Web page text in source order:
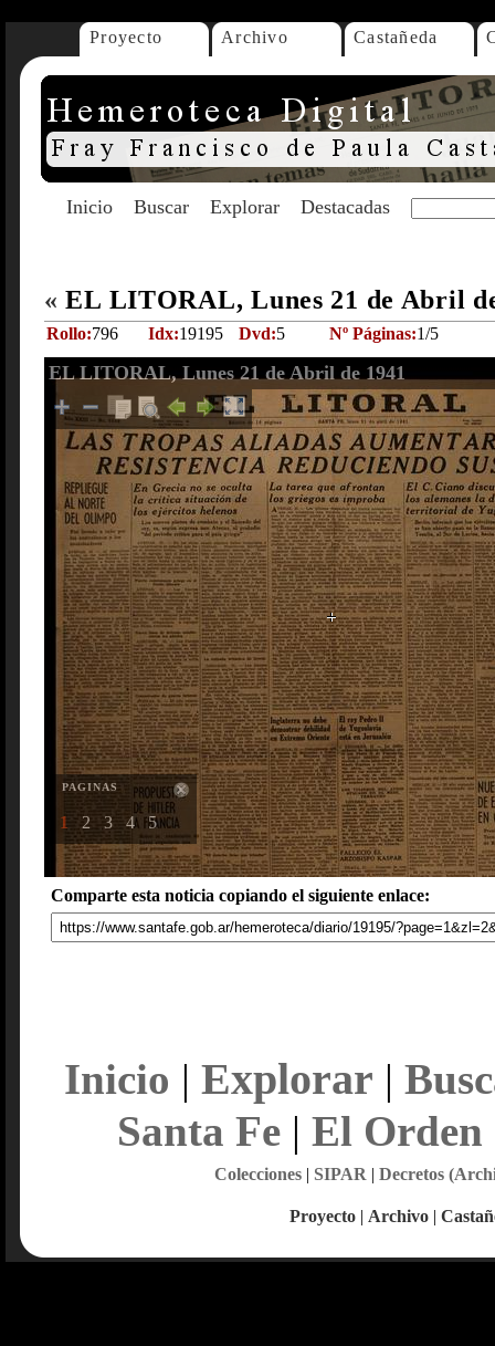
Proyecto Archivo Castañeda
Inicio Buscar Explorar Destacadas
« EL LITORAL, Lunes 21 de Abril
Rollo:796 Idx:19195 Dvd:5 Nº Páginas:1/5
EL LITORAL, Lunes 21 de Abril de 1941
PAGINAS
1 2 3 4 5
Comparte esta noticia copiando el siguiente enlace:
Inicio | Explorar |
Santa Fe| El Orden
Colecciones| SIPAR | Decretos
Proyecto | Archivo |